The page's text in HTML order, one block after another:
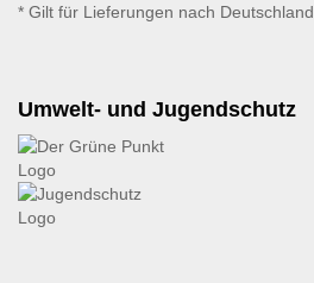
* Gilt für Lieferungen nach Deutschland
Umwelt- und Jugendschutz